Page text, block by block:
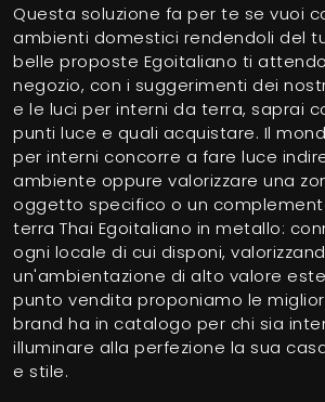
Questa soluzione fa per te se vuoi
ambienti domestici rendendoli del
belle proposte Egoitaliano ti
negozio, con i suggerimenti dei
e le luci per interni da terra, saprai
punti luce e quali acquistare. Il
per interni concorre a fare luce
ambiente oppure valorizzare una
oggetto specifico o un
terra Thai Egoitaliano in metallo:
ogni locale di cui disponi,
un'ambientazione di alto valore
punto vendita proponiamo le
brand ha in catalogo per chi sia
illuminare alla perfezione la sua
e stile.